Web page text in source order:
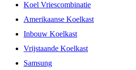
Koel Vriescombinatie
Amerikaanse Koelkast
Inbouw Koelkast
Vrijstaande Koelkast
Samsung